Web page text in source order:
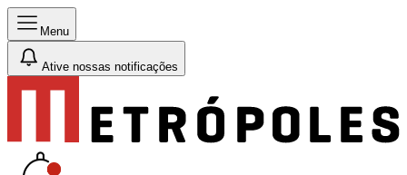
Menu
Ative nossas notificações